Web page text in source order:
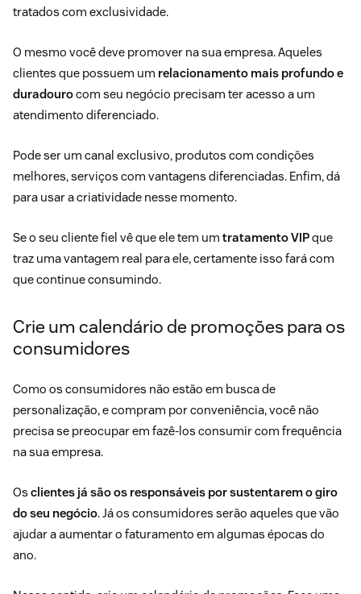
tratados com exclusividade.
O mesmo você deve promover na sua empresa. Aqueles
clientes que possuem um relacionamento mais profundo e
duradourocom seu negócio precisam ter acesso a um
atendimento diferenciado.
Pode ser um canal exclusivo, produtos com condições
melhores, serviços com vantagens diferenciadas. Enfim, dá
para usar a criatividade nesse momento.
Se o seu cliente fiel vê que ele tem um tratamento VIPque
traz uma vantagem real para ele, certamente isso fará com
que continue consumindo.
Crie um calendário de promoções para os
consumidores
Como os consumidores não estão em busca de
personalização, e compram por conveniência, você não
precisa se preocupar em fazê-los consumir com frequência
na sua empresa.
Os clientes já são os responsáveis por sustentarem o giro
do seu negócio. Já os consumidores serão aqueles que vão
ajudar a aumentar o faturamento em algumas épocas do
ano.